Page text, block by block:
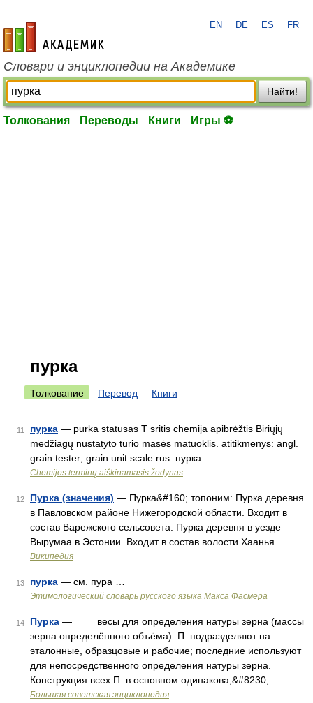
academic.ru
EN DE ES FR
Словари и энциклопедии на Академике
Найти!
Толкования Переводы Книги Игры ⚽
пурка
Толкование Перевод Книги
11 пурка — purka statusas T sritis chemija apibrėžtis Biriųjų
medžiagų nustatyto tūrio masės matuoklis. atitikmenys: angl.
grain tester; grain unit scale rus. пурка …
Chemijos terminų aiškinamasis žodynas
12 Пурка (значения) — Пурка&#160; топоним: Пурка деревня
в Павловском районе Нижегородской области. Входит в
состав Варежского сельсовета. Пурка деревня в уезде
Вырумаа в Эстонии. Входит в состав волости Хаанья …
Википедия
13 пурка — см. пура …
Этимологический словарь русского языка Макса Фасмера
14 Пурка — весы для определения натуры зерна (массы
зерна определённого объёма). П. подразделяют на
эталонные, образцовые и рабочие; последние используют
для непосредственного определения натуры зерна.
Конструкция всех П. в основном одинакова;&#8230; …
Большая советская энциклопедия